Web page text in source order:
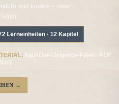
und kaufen – ohne
Lerneinheiten · 12 Kapitel
Kauf-Due-Diligence-Paket · PDF,
→